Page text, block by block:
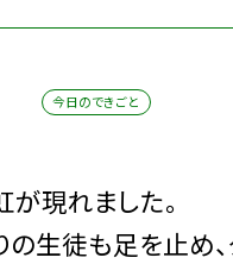
今日のできごと
現れました。
生徒も足を止め